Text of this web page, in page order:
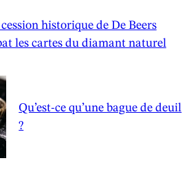
historique de De Beers
les cartes du diamant naturel
Qu’est-ce qu’une bague de deuil
?